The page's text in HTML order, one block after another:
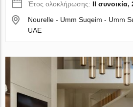
Έτος ολοκλήρωσης: II συνοικία,
Nourelle - Umm Suqeim - Umm
UAE